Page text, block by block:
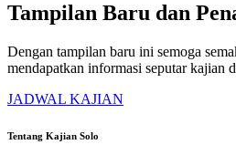
Tampilan Baru dan
Dengan tampilan baru ini semoga
mendapatkan informasi seputar kajian
JADWAL KAJIAN
Tentang Kajian Solo